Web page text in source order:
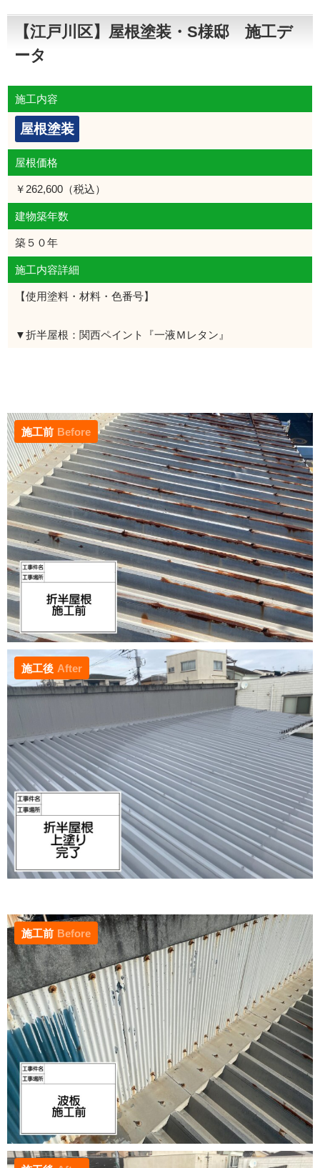
【江戸川区】屋根塗装・S様邸 施工デ
ータ
施工内容
屋根塗装
屋根価格
￥262,600（税込）
建物築年数
築５０年
施工内容詳細
【使用塗料・材料・色番号】
▼折半屋根：関西ペイント『一液Ｍレタン』
施工前 Before
施工後 After
施工前 Before